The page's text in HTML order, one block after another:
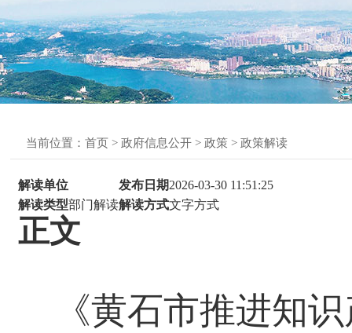
当前位置： 首页 > 政府信息公开 > 政策 > 政策解读
解读单位 发布日期2026-03-30 11:51:25
解读类型部门解读解读方式文字方式
正文
《黄石市推进知